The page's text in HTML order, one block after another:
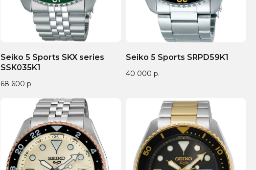
Seiko 5 Sports SKX series
SSK035K1
68 600 р.
Seiko 5 Sports SRPD59K1
40 000 р.